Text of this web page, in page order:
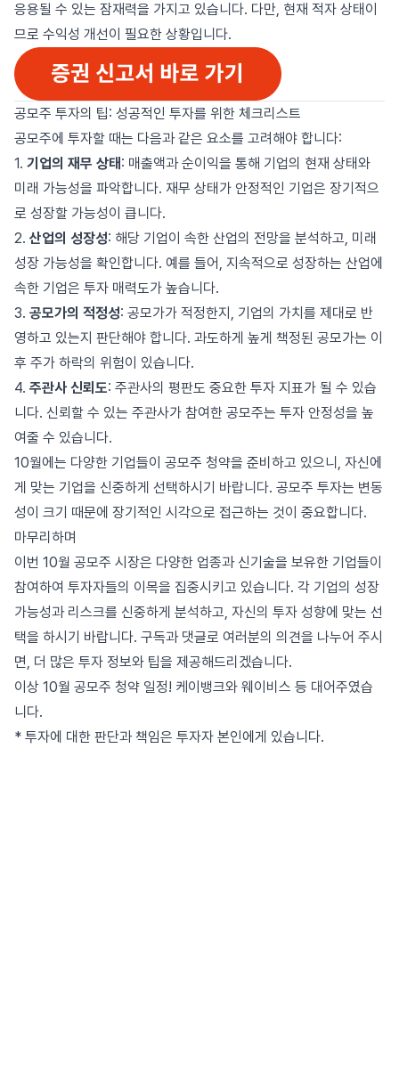
응용될 수 있는 잠재력을 가지고 있습니다. 다만, 현재 적자 상태이
므로 수익성 개선이 필요한 상황입니다.
공모주 투자의 팁: 성공적인 투자를 위한 체크리스트
공모주에 투자할 때는 다음과 같은 요소를 고려해야 합니다:
1. 기업의 재무 상태 : 매출액과 순이익을 통해 기업의 현재 상태와
미래 가능성을 파악합니다. 재무 상태가 안정적인 기업은 장기적으
로 성장할 가능성이 큽니다.
2. 산업의 성장성: 해당 기업이 속한 산업의 전망을 분석하고, 미래
성장 가능성을 확인합니다. 예를 들어, 지속적으로 성장하는 산업에
속한 기업은 투자 매력도가 높습니다.
3. 공모가의 적정성: 공모가가 적정한지, 기업의 가치를 제대로 반
영하고 있는지 판단해야 합니다. 과도하게 높게 책정된 공모가는 이
후 주가 하락의 위험이 있습니다.
4. 주관사 신뢰도: 주관사의 평판도 중요한 투자 지표가 될 수 있습
니다. 신뢰할 수 있는 주관사가 참여한 공모주는 투자 안정성을 높
여줄 수 있습니다.
10월에는 다양한 기업들이 공모주 청약을 준비하고 있으니, 자신에
게 맞는 기업을 신중하게 선택하시기 바랍니다. 공모주 투자는 변동
성이 크기 때문에 장기적인 시각으로 접근하는 것이 중요합니다.
마무리하며
이번 10월 공모주 시장은 다양한 업종과 신기술을 보유한 기업들이
참여하여 투자자들의 이목을 집중시키고 있습니다. 각 기업의 성장
가능성과 리스크를 신중하게 분석하고, 자신의 투자 성향에 맞는 선
택을 하시기 바랍니다. 구독과 댓글로 여러분의 의견을 나누어 주시
면, 더 많은 투자 정보와 팁을 제공해드리겠습니다.
이상 10월 공모주 청약 일정! 케이뱅크와 웨이비스 등 대어주였습
니다.
* 투자에 대한 판단과 책임은 투자자 본인에게 있습니다.